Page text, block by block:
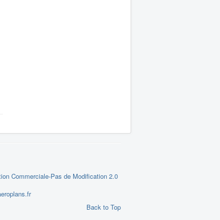
Commerciale-Pas de Modification 2.0
Back to Top